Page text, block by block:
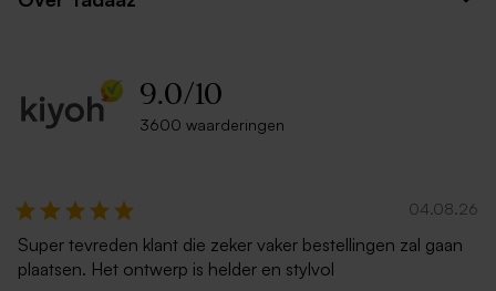
9.0/10
3600 waarderingen
04.08.26
Super tevreden klant die zeker vaker bestellingen zal gaan
plaatsen. Het ontwerp is helder en stylvol